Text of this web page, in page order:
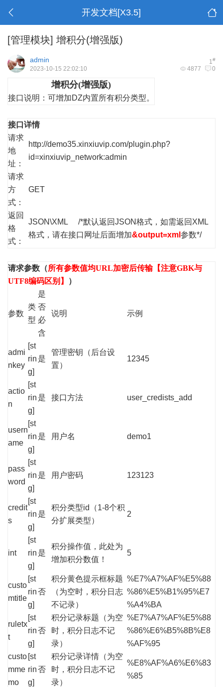
开发文档[X3.5]
[管理模块] 增积分(增强版)
1#
admin
4877 0
2023-10-15 22:02:10
增积分(增强版)
接口说明： 可增加DZ内置所有积分类型。
接口详情
请求
地
址：
http://demo35.xinxiuvip.com/plugin.php?
id=xinxiuvip_network:admin
请求
方
式：
GET
返回
格
式：
JSON\XML /*默认返回JSON格式，如需返回XML
格式，请在接口网址后面增加&output=xml 参数*/
请求参数（所有参数值均URL加密后传输【注意GBK与
UTF8编码区别】
）
参数
类
型
是
否
必
含
说明 示例
admi
nkey
[st
rin
g]
是
管理密钥（后台设
置）
12345
actio
n
[st
rin
g]
是 接口方法 user_credists_add
usern
ame
[st
rin
g]
是 用户名 demo1
pass
word
[st
rin
g]
是 用户密码 123123
credit
s
[st
rin
g]
是
积分类型id（1-8个积
分扩展类型）
2
int
[st
rin
g]
是
积分操作值，此处为
增加积分数值！
5
custo
mtitle
[st
rin
g]
否
积分黄色提示框标题
（为空时，积分日志
不记录）
%E7%A7%AF%E5%88
%86%E5%B1%95%E7
%A4%BA
ruletx
t
[st
rin
g]
否
积分记录标题（为空
时，积分日志不记
录）
%E7%A7%AF%E5%88
%86%E6%B5%8B%E8
%AF%95
custo
mme
mo
[st
rin
g]
否
积分记录详情（为空
时，积分日志不记
录）
%E8%AF%A6%E6%83
%85